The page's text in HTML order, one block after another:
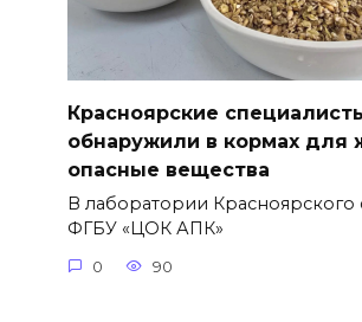
Красноярские
обнаружили в кормах для
опасные вещества
В лаборатории Красноярского
ФГБУ «ЦОК АПК»
0 90